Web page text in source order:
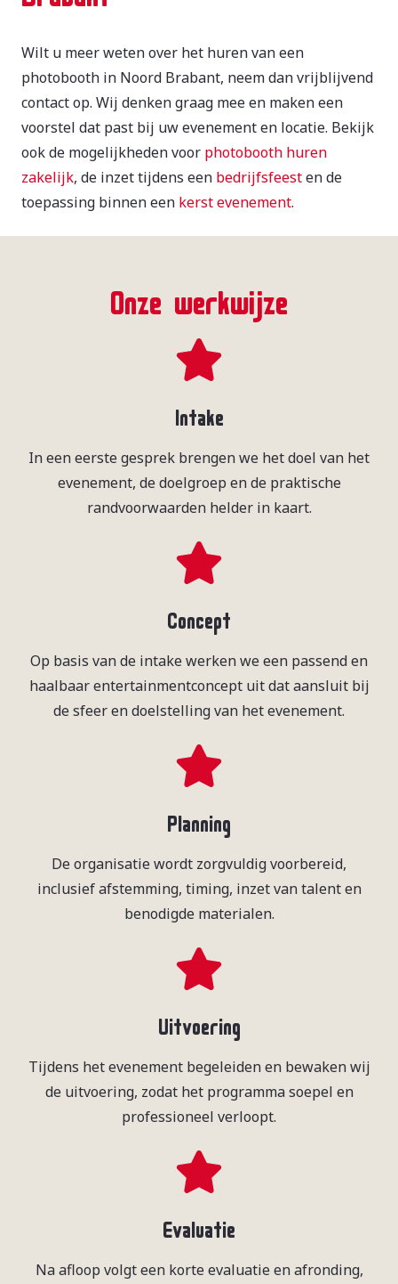
Wilt u meer weten over het huren van een
photobooth in Noord Brabant, neem dan vrijblijvend
contact op. Wij denken graag mee en maken een
voorstel dat past bij uw evenement en locatie. Bekijk
ook de mogelijkheden voor photobooth huren
zakelijk, de inzet tijdens een bedrijfsfeesten de
toepassing binnen een kerst evenement.
Onze werkwijze
Intake
In een eerste gesprek brengen we het doel van het
evenement, de doelgroep en de praktische
randvoorwaarden helder in kaart.
Concept
Op basis van de intake werken we een passend en
haalbaar entertainmentconcept uit dat aansluit bij
de sfeer en doelstelling van het evenement.
Planning
De organisatie wordt zorgvuldig voorbereid,
inclusief afstemming, timing, inzet van talent en
benodigde materialen.
Uitvoering
Tijdens het evenement begeleiden en bewaken wij
de uitvoering, zodat het programma soepel en
professioneel verloopt.
Evaluatie
Na afloop volgt een korte evaluatie en afronding,